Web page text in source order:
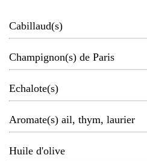
Cabillaud(s)
Champignon(s) de Paris
Echalote(s)
Aromate(s) ail, thym, laurier
Huile d'olive